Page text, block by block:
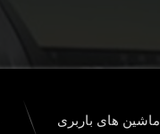
ماشین های باربری